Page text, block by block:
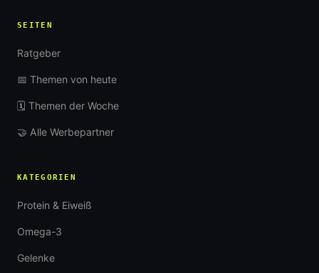
SEITEN
Ratgeber
📅 Themen von heute
🗓 Themen der Woche
🤝 Alle Werbepartner
KATEGORIEN
Protein & Eiweiß
Omega-3
Gelenke